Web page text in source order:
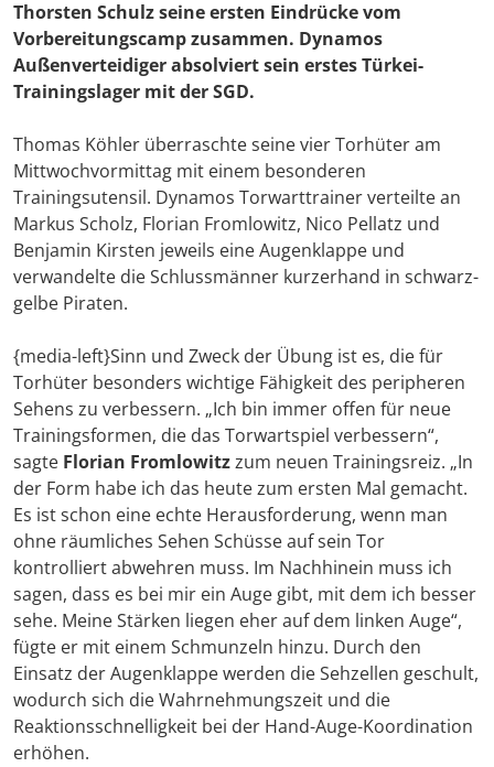
Thorsten Schulzseine ersten Eindrücke vom
Vorbereitungscamp zusammen. Dynamos
Außenverteidiger absolviert sein erstes Türkei-
Trainingslager mit der SGD.
Thomas Köhler überraschte seine vier Torhüter am
Mittwochvormittag mit einem besonderen
Trainingsutensil. Dynamos Torwarttrainer verteilte an
Markus Scholz, Florian Fromlowitz, Nico Pellatz und
Benjamin Kirsten jeweils eine Augenklappe und
verwandelte die Schlussmänner kurzerhand in schwarz-
gelbe Piraten.
{media-left}Sinn und Zweck der Übung ist es, die für
Torhüter besonders wichtige Fähigkeit des peripheren
Sehens zu verbessern. „Ich bin immer offen für neue
Trainingsformen, die das Torwartspiel verbessern“,
sagte Florian Fromlowitzzum neuen Trainingsreiz. „In
der Form habe ich das heute zum ersten Mal gemacht.
Es ist schon eine echte Herausforderung, wenn man
ohne räumliches Sehen Schüsse auf sein Tor
kontrolliert abwehren muss. Im Nachhinein muss ich
sagen, dass es bei mir ein Auge gibt, mit dem ich besser
sehe. Meine Stärken liegen eher auf dem linken Auge“,
fügte er mit einem Schmunzeln hinzu. Durch den
Einsatz der Augenklappe werden die Sehzellen geschult,
wodurch sich die Wahrnehmungszeit und die
Reaktionsschnelligkeit bei der Hand-Auge-Koordination
erhöhen.